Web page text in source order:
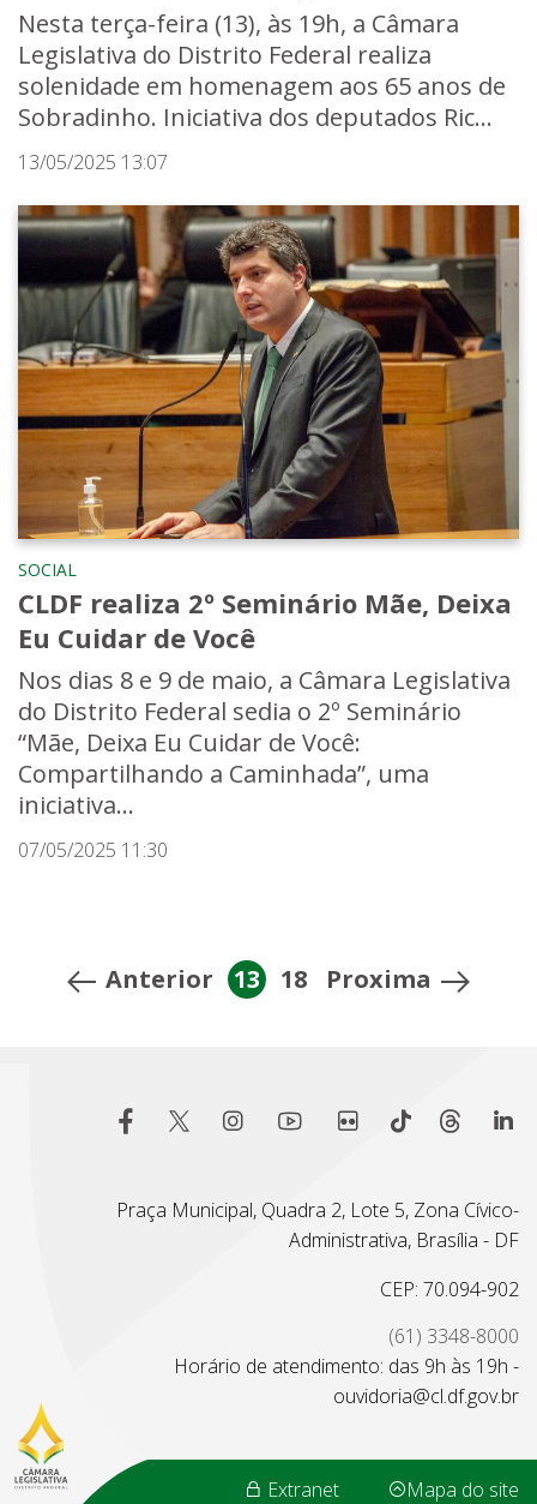
Nesta terça-feira (13), às 19h, a Câmara
Legislativa do Distrito Federal realiza
solenidade em homenagem aos 65 anos de
Sobradinho. Iniciativa dos deputados Ric...
13/05/2025 13:07
SOCIAL
CLDF realiza 2º Seminário Mãe, Deixa
Eu Cuidar de Você
Nos dias 8 e 9 de maio, a Câmara Legislativa
do Distrito Federal sedia o 2º Seminário
“Mãe, Deixa Eu Cuidar de Você:
Compartilhando a Caminhada”, uma
iniciativa...
07/05/2025 11:30
Anterior 13 18 Proxima
Praça Municipal, Quadra 2, Lote 5, Zona Cívico-
Administrativa, Brasília - DF
CEP: 70.094-902
(61) 3348-8000
Horário de atendimento: das 9h às 19h -
ouvidoria@cl.df.gov.br
Extranet Mapa do site